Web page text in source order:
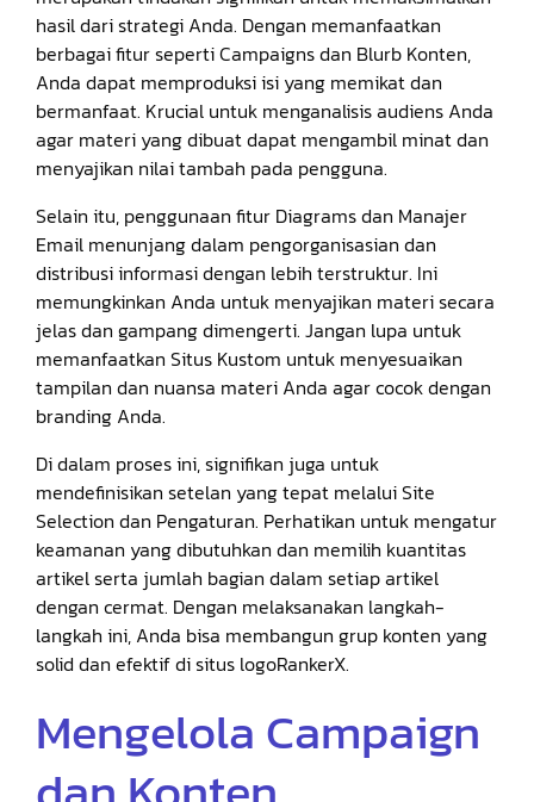
hasil dari strategi Anda. Dengan memanfaatkan
berbagai fitur seperti Campaigns dan Blurb Konten,
Anda dapat memproduksi isi yang memikat dan
bermanfaat. Krucial untuk menganalisis audiens Anda
agar materi yang dibuat dapat mengambil minat dan
menyajikan nilai tambah pada pengguna.
Selain itu, penggunaan fitur Diagrams dan Manajer
Email menunjang dalam pengorganisasian dan
distribusi informasi dengan lebih terstruktur. Ini
memungkinkan Anda untuk menyajikan materi secara
jelas dan gampang dimengerti. Jangan lupa untuk
memanfaatkan Situs Kustom untuk menyesuaikan
tampilan dan nuansa materi Anda agar cocok dengan
branding Anda.
Di dalam proses ini, signifikan juga untuk
mendefinisikan setelan yang tepat melalui Site
Selection dan Pengaturan. Perhatikan untuk mengatur
keamanan yang dibutuhkan dan memilih kuantitas
artikel serta jumlah bagian dalam setiap artikel
dengan cermat. Dengan melaksanakan langkah-
langkah ini, Anda bisa membangun grup konten yang
solid dan efektif di situs logoRankerX.
Mengelola Campaign